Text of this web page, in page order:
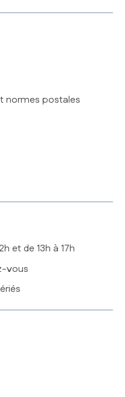
normes postales
et de 13h à 17h
vous